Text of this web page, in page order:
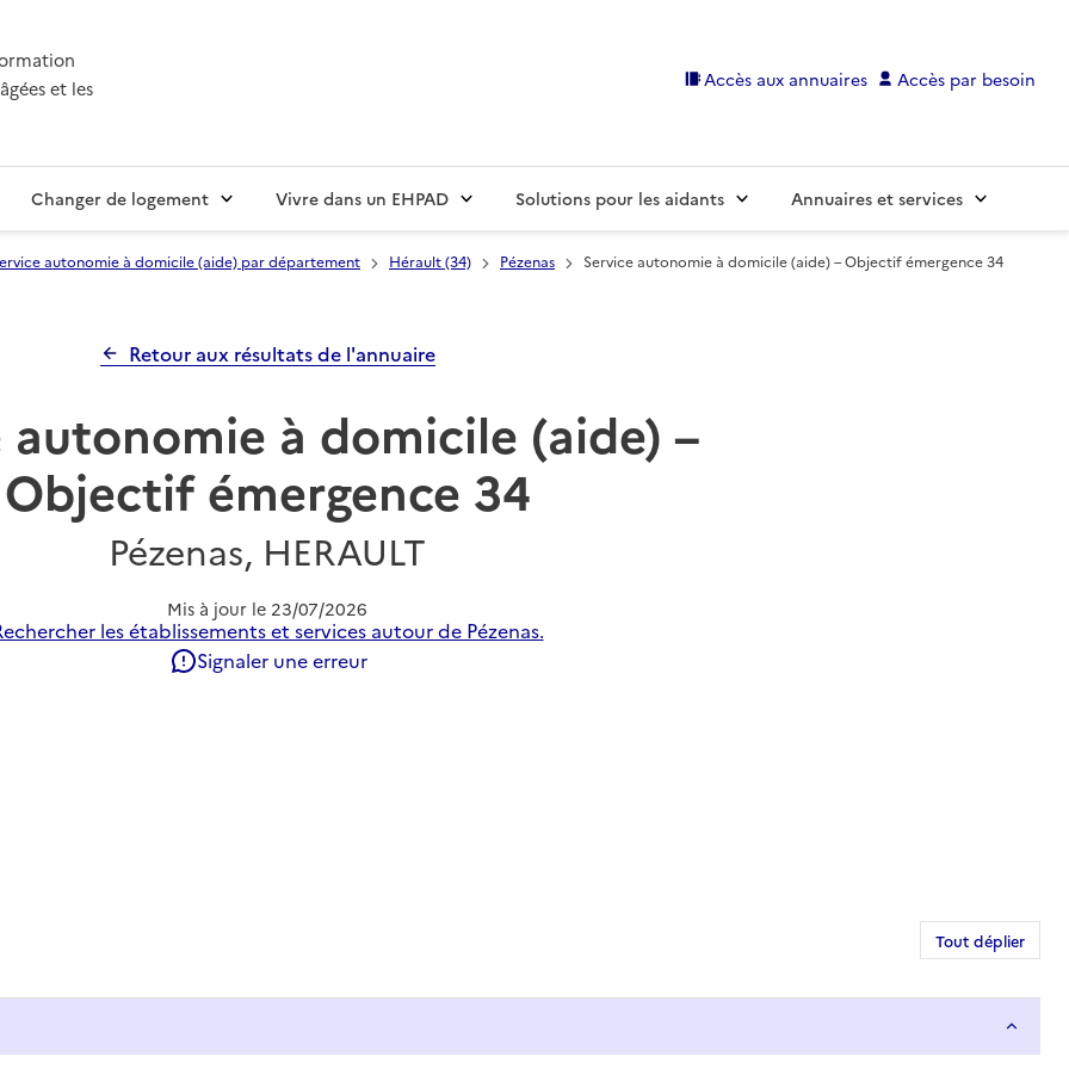
et les
Accès aux annuaires Accès par besoin
Changer de logement Vivre dans un EHPAD Solutions pour les aidants Annuaires et services
autonomie à domicile (aide) par département Hérault (34) Pézenas Service autonomie à domicile (aide) – Objectif émergence 34
Retour aux résultats de l'annuaire
autonomie à domicile (aide) –
Objectif émergence 34
Pézenas, HERAULT
Mis à jour le 23/07/2026
les établissements et services autour de Pézenas.
Signaler une erreur
Tout déplier